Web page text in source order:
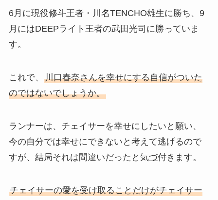
6月に現役修斗王者・川名TENCHO雄生に勝ち、9
月にはDEEPライト王者の武田光司に勝っていま
す。
これで、 川口春奈さんを幸せにする自信がついた
のではないでしょうか。
ランナーは、チェイサーを幸せにしたいと願い、
今の自分では幸せにできないと考えて逃げるので
すが、結局それは間違いだったと気づ付きます。
チェイサーの愛を受け取ることだけがチェイサー